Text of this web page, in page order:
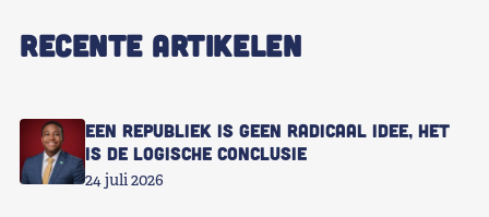
RECENTE ARTIKELEN
Een republiek is geen radicaal idee, het
is de logische conclusie
24 juli 2026